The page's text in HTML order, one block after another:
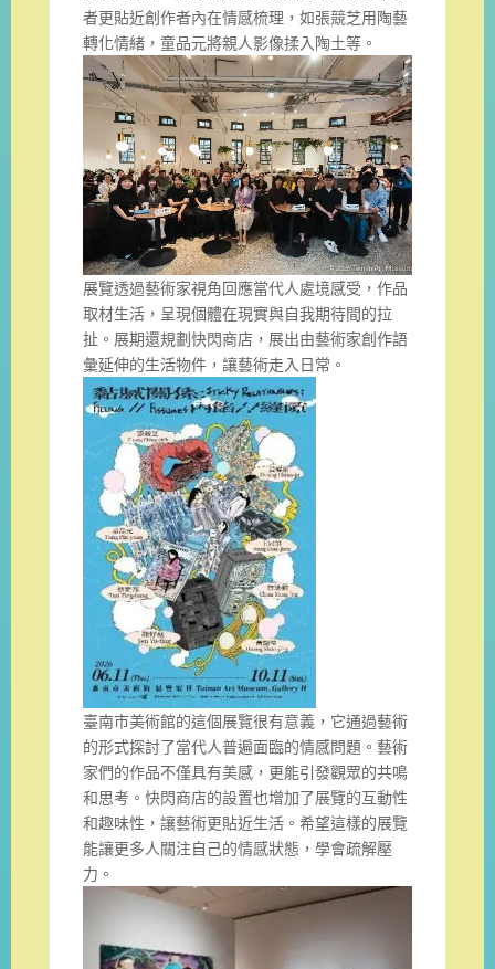
者更貼近創作者內在情感梳理，如張競芝用陶藝
轉化情緒，童品元將親人影像揉入陶土等。
展覽透過藝術家視角回應當代人處境感受，作品
取材生活，呈現個體在現實與自我期待間的拉
扯。展期還規劃快閃商店，展出由藝術家創作語
彙延伸的生活物件，讓藝術走入日常。
臺南市美術館的這個展覽很有意義，它通過藝術
的形式探討了當代人普遍面臨的情感問題。藝術
家們的作品不僅具有美感，更能引發觀眾的共鳴
和思考。快閃商店的設置也增加了展覽的互動性
和趣味性，讓藝術更貼近生活。希望這樣的展覽
能讓更多人關注自己的情感狀態，學會疏解壓
力。